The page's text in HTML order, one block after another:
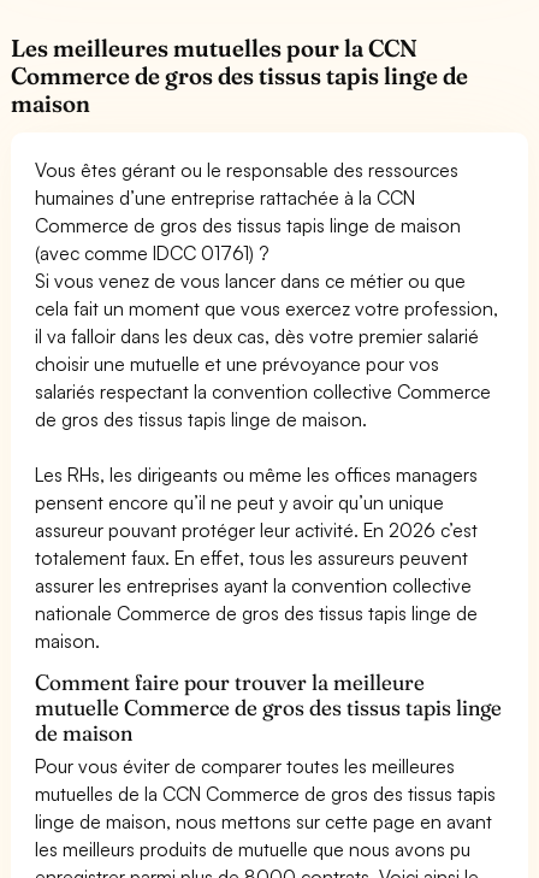
Les meilleures mutuelles pour la CCN
Commerce de gros des tissus tapis linge de
maison
Vous êtes gérant ou le responsable des ressources
humaines d’une entreprise rattachée à la CCN
Commerce de gros des tissus tapis linge de maison
(avec comme IDCC 01761) ?
Si vous venez de vous lancer dans ce métier ou que
cela fait un moment que vous exercez votre profession,
il va falloir dans les deux cas, dès votre premier salarié
choisir une mutuelle et une prévoyance pour vos
salariés respectant la convention collective Commerce
de gros des tissus tapis linge de maison.
Les RHs, les dirigeants ou même les offices managers
pensent encore qu’il ne peut y avoir qu’un unique
assureur pouvant protéger leur activité. En 2026 c’est
totalement faux. En effet, tous les assureurs peuvent
assurer les entreprises ayant la convention collective
nationale Commerce de gros des tissus tapis linge de
maison.
Comment faire pour trouver la meilleure
mutuelle Commerce de gros des tissus tapis linge
de maison
Pour vous éviter de comparer toutes les meilleures
mutuelles de la CCN Commerce de gros des tissus tapis
linge de maison, nous mettons sur cette page en avant
les meilleurs produits de mutuelle que nous avons pu